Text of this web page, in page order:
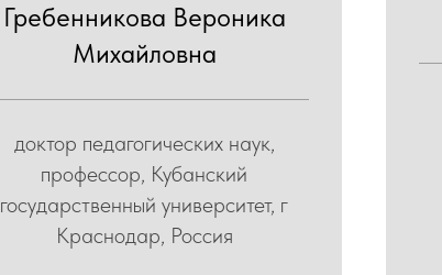
Гребенникова Вероника
Михайловна
доктор педагогических наук,
профессор, Кубанский
государственный университет, г
Краснодар, Россия